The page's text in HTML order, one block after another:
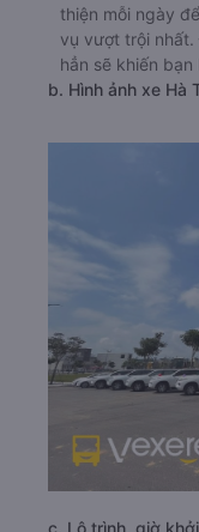
thiện mỗi ngày
vụ vượt trội nhất.
hẳn sẽ khiến bạn
b. Hình ảnh xe Hà
c. Lộ trình, giờ